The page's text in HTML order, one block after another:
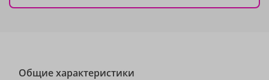
Общие характеристики